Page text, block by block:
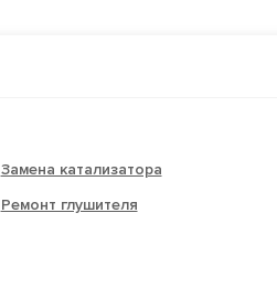
Замена катализатора
Ремонт глушителя